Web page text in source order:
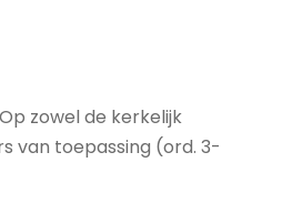
zowel de kerkelijk
van toepassing (ord. 3-